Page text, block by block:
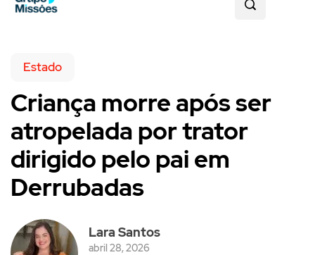
Estado
Criança morre após ser
atropelada por trator
dirigido pelo pai em
Derrubadas
Lara Santos
abril 28, 2026